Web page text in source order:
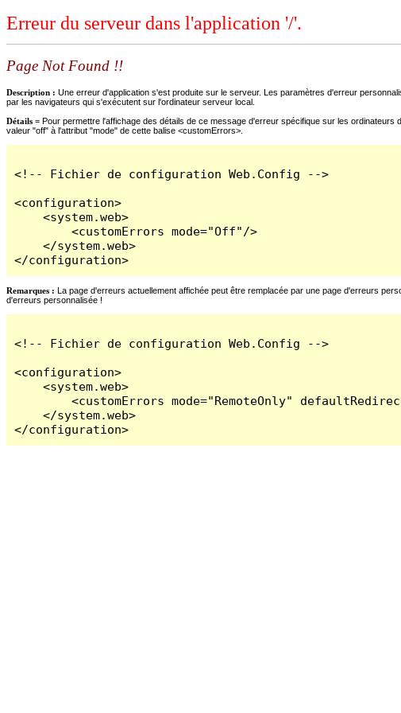
Erreur du serveur dans l'application '/'.
Page Not Found !!
Description : Une erreur d'application s'est produite sur le serveur. Les paramètres d'erreur
par les navigateurs qui s'exécutent sur l'ordinateur serveur local.
Détails = Pour permettre l'affichage des détails de ce message d'erreur spécifique sur les
valeur "off" à l'attribut "mode" de cette balise <customErrors>.
<!-- Fichier de configuration Web.Config -->
<configuration>
    <system.web>
        <customErrors mode="Off"/>
    </system.web>
</configuration>
Remarques : La page d'erreurs actuellement affichée peut être remplacée par une page d'erreurs
d'erreurs personnalisée !
<!-- Fichier de configuration Web.Config -->
<configuration>
    <system.web>
<customErrors mode="RemoteOnly"
    </system.web>
</configuration>